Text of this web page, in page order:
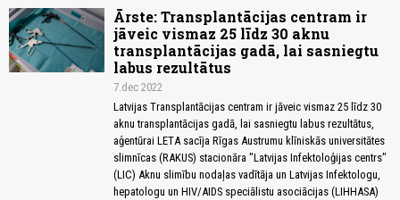
Ārste: Transplantācijas centram ir
jāveic vismaz 25 līdz 30 aknu
transplantācijas gadā, lai sasniegtu
labus rezultātus
7.dec 2022
Latvijas Transplantācijas centram ir jāveic vismaz 25 līdz 30
aknu transplantācijas gadā, lai sasniegtu labus rezultātus,
aģentūrai LETA sacīja Rīgas Austrumu klīniskās universitātes
slimnīcas (RAKUS) stacionāra "Latvijas Infektoloģijas centrs"
(LIC) Aknu slimību nodaļas vadītāja un Latvijas Infektologu,
hepatologu un HIV/AIDS speciālistu asociācijas (LIHHASA)